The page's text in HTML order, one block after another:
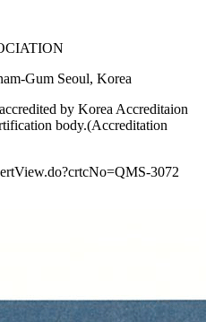
Gum Seoul, Korea
by Korea Accreditaion
body.(Accreditation
3072